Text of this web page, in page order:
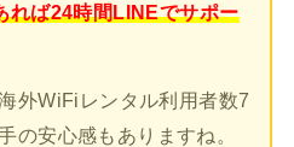
れば24時間LINEでサポー
外WiFiレンタル利用者数7
の安心感もありますね。